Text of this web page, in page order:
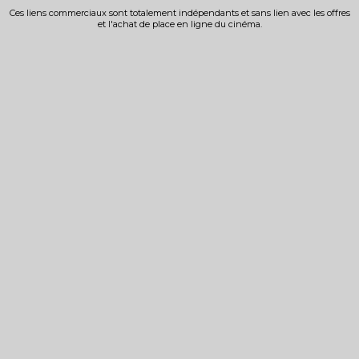
Ces liens commerciaux sont totalement indépendants et sans lien avec les offres
et l'achat de place en ligne du cinéma.